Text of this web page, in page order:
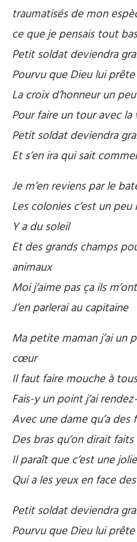
traumatisés de mon
ce que je pensais tout
Petit soldat deviendra
Pourvu que Dieu lui
La croix d’honneur un
Pour faire un tour avec la
Petit soldat deviendra
Et s’en ira qui sait
Je m’en reviens par le
Les colonies c’est un peu
Y a du soleil
Et des grands champs
animaux
Moi j’aime pas ça ils
J’en parlerai au capitaine
Ma petite maman j’ai un
cœur
Il faut faire mouche à
Fais-y un point j’ai
Avec une dame qu’a des
Des bras qu’on dirait
Il paraît que c’est une
Qui a les yeux en face
Petit soldat deviendra
Pourvu que Dieu lui